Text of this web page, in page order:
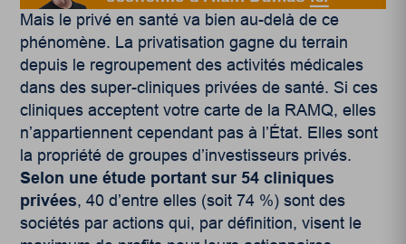
Mais le privé en santé va bien au-delà de ce
phénomène. La privatisation gagne du terrain
depuis le regroupement des activités médicales
dans des super-cliniques privées de santé. Si ces
cliniques acceptent votre carte de la RAMQ, elles
n’appartiennent cependant pas à l’État. Elles sont
la propriété de groupes d’investisseurs privés.
Selon une étude portant sur 54 cliniques
privées, 40 d’entre elles (soit 74 %) sont des
sociétés par actions qui, par définition, visent le